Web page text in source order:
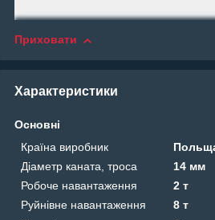
Приховати
Характеристики
Основні
Країна виробник
Діаметр каната, троса
14 мм
Робоче навантаження
2 т
Руйнівне навантаження
8 т